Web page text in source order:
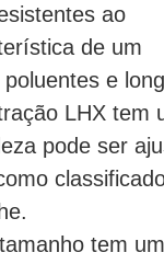
ao
de um
e
LHX tem
pode ser
tem